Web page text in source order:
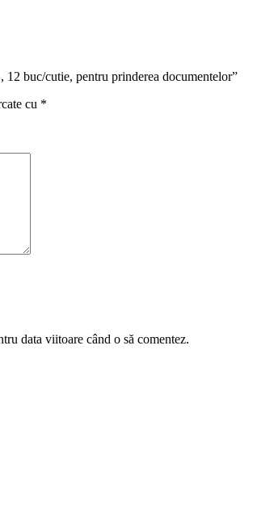
buc/cutie, pentru prinderea documentelor”
cu *
data viitoare când o să comentez.